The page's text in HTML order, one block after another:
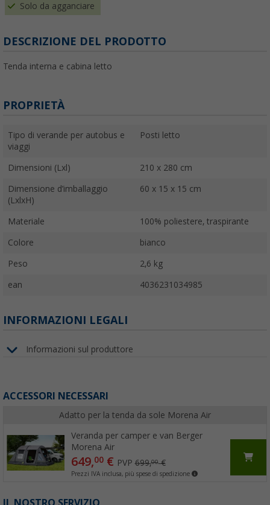
Solo da agganciare
DESCRIZIONE DEL PRODOTTO
Tenda interna e cabina letto
PROPRIETÀ
Tipo di verande per autobus e
viaggi
Posti letto
Dimensioni (Lxl) 210 x 280 cm
Dimensione d’imballaggio
(LxlxH)
60 x 15 x 15 cm
Materiale 100% poliestere, traspirante
Colore bianco
Peso 2,6 kg
ean 4036231034985
INFORMAZIONI LEGALI
Informazioni sul produttore
ACCESSORI NECESSARI
Adatto per la tenda da sole Morena Air
Veranda per camper e van Berger
Morena Air
649,00€ PVP699,00€
Prezzi IVA inclusa, più spese di spedizione